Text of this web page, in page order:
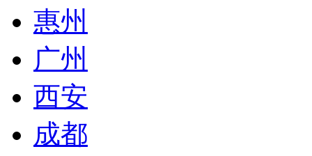
惠州
广州
西安
成都